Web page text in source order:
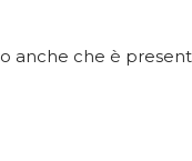
anche che è